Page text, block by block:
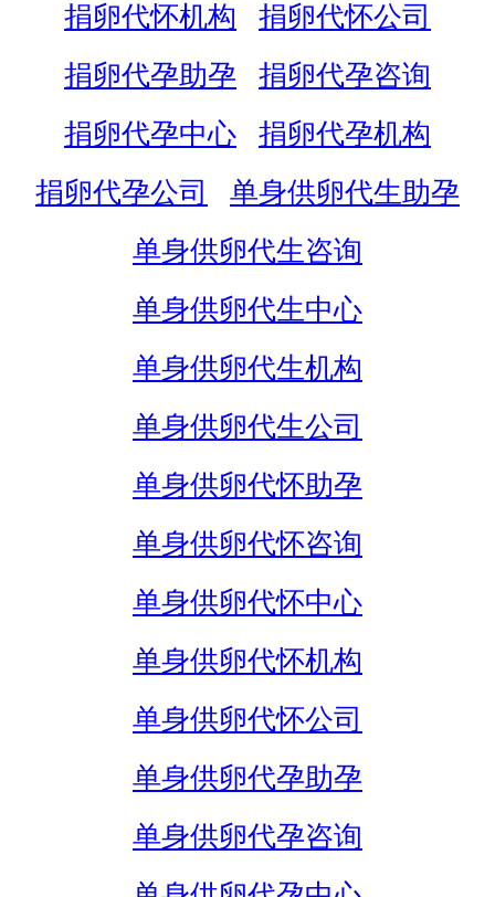
捐卵代怀机构
捐卵代怀公司
捐卵代孕助孕
捐卵代孕咨询
捐卵代孕中心
捐卵代孕机构
捐卵代孕公司
单身供卵代生助孕
单身供卵代生咨询
单身供卵代生中心
单身供卵代生机构
单身供卵代生公司
单身供卵代怀助孕
单身供卵代怀咨询
单身供卵代怀中心
单身供卵代怀机构
单身供卵代怀公司
单身供卵代孕助孕
单身供卵代孕咨询